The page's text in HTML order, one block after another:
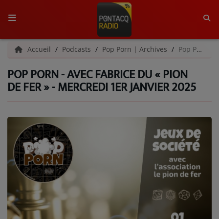
ACCUEIL
RADIO
L'ÉQUIPE
GRILLE DES PROGRAMMES
C'ÉTAIT QUOI CE TITRE ?
MÉDIAS
PODCASTS - SAISON 2026/2027
Accueil Podcasts Pop Porn | Archives Pop Porn - Avec Fabrice du « Pion de Fer » - Mercredi 1er janvier 2025
POP PORN - AVEC FABRICE DU « PION
DE FER » - MERCREDI 1ER JANVIER 2025